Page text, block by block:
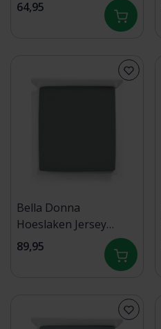
groen - 0634 70/190-
64,95
Bella Donna
Hoeslaken Jersey
Twijfelaar vintage
groen - 0634 120/190-
89,95